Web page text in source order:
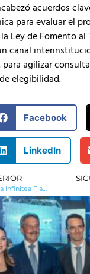
acuerdos
para evaluar el
Ley de Fomento al
canal
para agilizar
elegibilidad.
Facebook
LinkedIn
Visita de campo a Infinitea Flavor Lab